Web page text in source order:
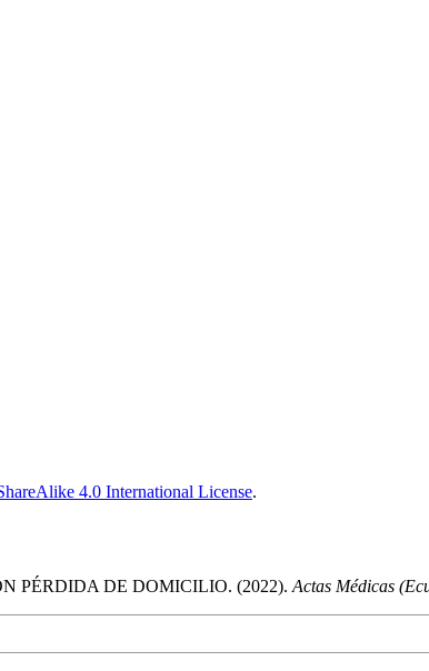
4.0 International License.
PÉRDIDA DE DOMICILIO. (2022). Actas Médicas